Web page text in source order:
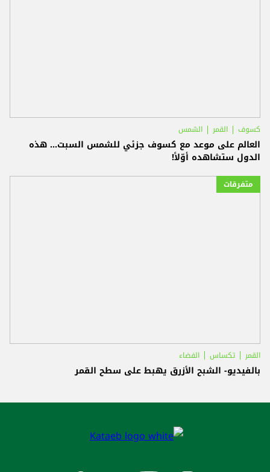
كسوف القمر الشمس
العالم على موعد مع كسوف جزئي للشمس السبت... هذه
الدول ستشاهده أوّلاً!
متفرقات
القمر تكساس الفضاء
بالفيديو- الشبح الأزرق يهبط على سطح القمر